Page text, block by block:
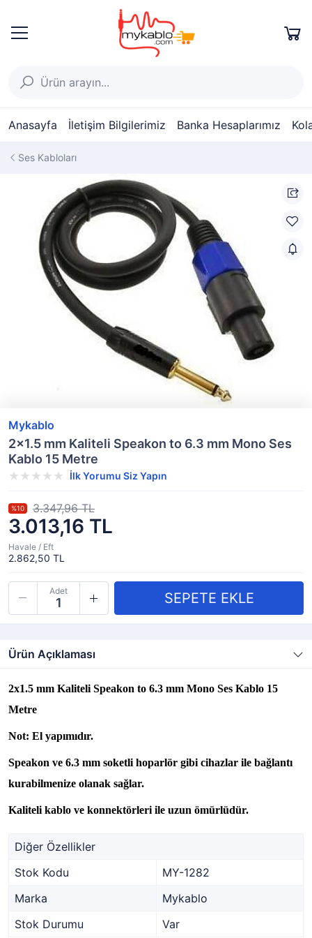
Anasayfa İletişim Bilgilerimiz Banka Hesaplarımız
Ses Kabloları
Mykablo
2x1.5 mm Kaliteli Speakon to 6.3 mm Mono Ses
Kablo 15 Metre
İlk Yorumu Siz Yapın
3.013,16 TL
%10 3.347,96 TL
Havale / Eft
2.862,50 TL
Adet
Ürün Açıklaması
2x1.5 mm Kaliteli Speakon to 6.3 mm Mono Ses Kablo 15
Metre
Not: El yapımıdır.
Speakon ve 6.3 mm soketli hoparlör gibi cihazlar ile bağlantı
kurabilmenize olanak sağlar.
Kaliteli kablo ve konnektörleri ile uzun ömürlüdür.
Diğer Özellikler
Stok Kodu
MY-1282
Marka
Mykablo
Stok Durumu
Var